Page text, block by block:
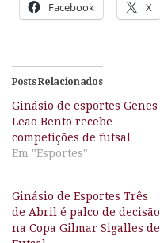
Facebook X
Posts Relacionados
Ginásio de esportes Genes
Leão Bento recebe
competições de futsal
Em "Esportes"
Ginásio de Esportes Três
de Abril é palco de decisão
na Copa Gilmar Sigalles de